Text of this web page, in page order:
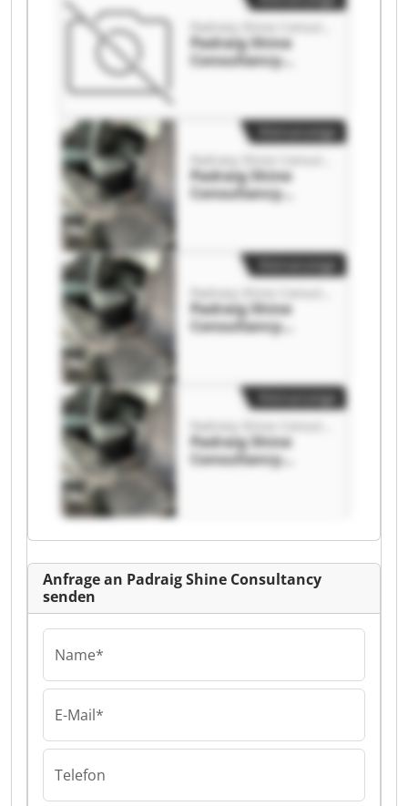
Padraig Shine
Consultancy
Padraig Shine
Padraig Shine
Consultancy
Padraig Shine
Kleinanzeige
Padraig Shine
Consultancy
Padraig Shine
Kleinanzeige
Padraig Shine
Consultancy
Padraig Shine
Kleinanzeige
Anfrage an Padraig Shine Consultancy
senden
Name*
E-Mail*
Telefon